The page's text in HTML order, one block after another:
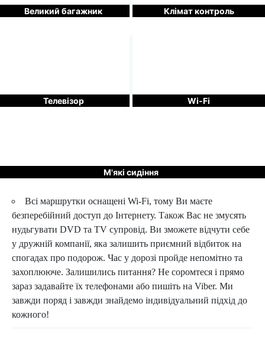
Великий багажник Клімат контроль
Телевізор Wi-Fi
М'які сидіння
Всі маршрутки оснащені Wi-Fi, тому Ви маєте
безперебійний доступ до Інтернету. Також Вас не змусять
нудьгувати DVD та TV супровід. Ви зможете відчути себе
у дружній компанії, яка залишить приємний відбиток на
спогадах про подорож. Час у дорозі пройде непомітно та
захоплююче. Залишились питання? Не соромтеся і прямо
зараз задавайте їх телефонами або пишіть на Viber. Ми
завжди поряд і завжди знайдемо індивідуальний підхід до
кожного!